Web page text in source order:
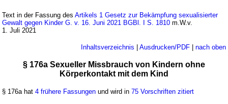
Text in der Fassung desArtikels 1 Gesetz zur Bekämpfung sexualisierter
Gewalt gegen Kinder G. v. 16. Juni 2021 BGBl. I S. 1810 m.W.v.
1. Juli 2021
Inhaltsverzeichnis Ausdrucken/PDF| nach oben
§ 176a Sexueller Missbrauch von Kindern ohne
Körperkontakt mit dem Kind
§ 176a hat4 frühere Fassungen und wird in75 Vorschriften zitiert